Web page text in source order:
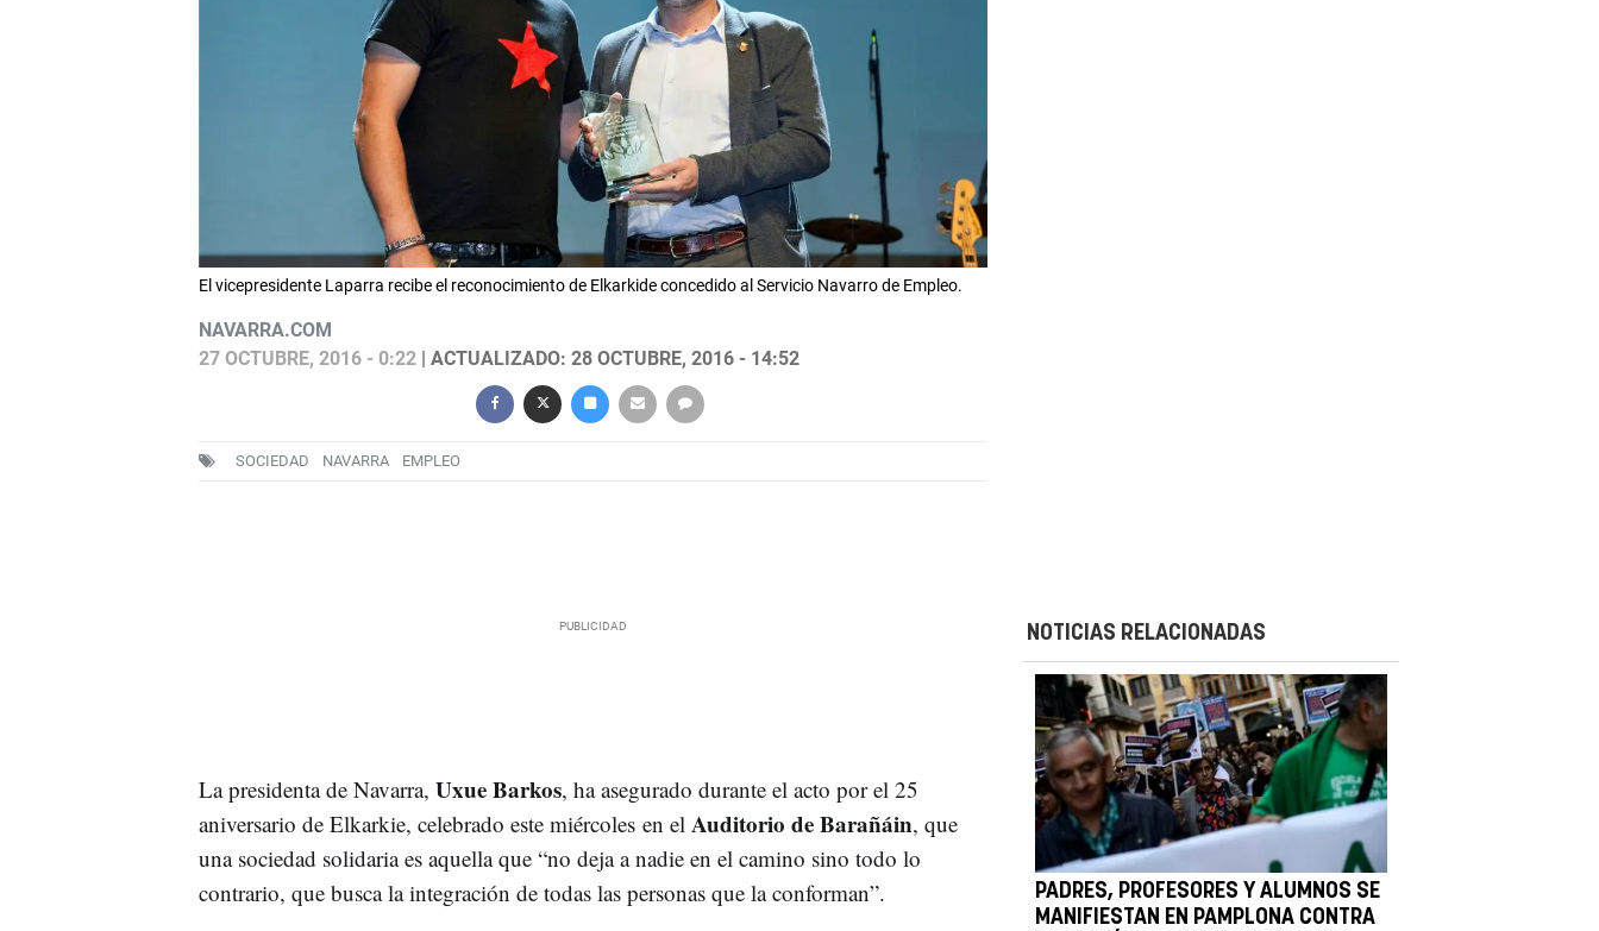
El vicepresidente Laparra recibe el reconocimiento de Elkarkide concedido al Servicio Navarro de Empleo.
NAVARRA.COM
27 OCTUBRE, 2016 - 0:22| ACTUALIZADO: 28 OCTUBRE, 2016 - 14:52
SOCIEDAD NAVARRA EMPLEO
La presidenta de Navarra, Uxue Barkos, ha asegurado durante el acto por el 25
aniversario de Elkarkie, celebrado este miércoles en elAuditorio de Barañáin, que
una sociedad solidaria es aquella que “no deja a nadie en el camino sino todo lo
contrario, que busca la integración de todas las personas que la conforman”.
NOTICIAS RELACIONADAS
PADRES, PROFESORES Y ALUMNOS SE
MANIFIESTAN EN PAMPLONA CONTRA